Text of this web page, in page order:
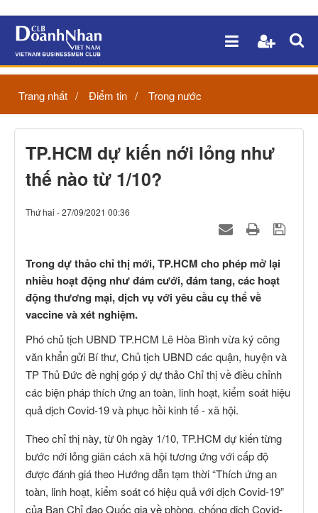
Trang nhất Điểm tin Trong nước
TP.HCM dự kiến nới lỏng như
thế nào từ 1/10?
Thứ hai - 27/09/2021 00:36
Trong dự thảo chỉ thị mới, TP.HCM cho phép mở lại
nhiều hoạt động như đám cưới, đám tang, các hoạt
động thương mại, dịch vụ với yêu cầu cụ thể về
vaccine và xét nghiệm.
Phó chủ tịch UBND TP.HCM Lê Hòa Bình vừa ký công
văn khẩn gửi Bí thư, Chủ tịch UBND các quận, huyện và
TP Thủ Đức đề nghị góp ý dự thảo Chỉ thị về điều chỉnh
các biện pháp thích ứng an toàn, linh hoạt, kiểm soát hiệu
quả dịch Covid-19 và phục hồi kinh tế - xã hội.
Theo chỉ thị này, từ 0h ngày 1/10, TP.HCM dự kiến từng
bước nới lỏng giãn cách xã hội tương ứng với cấp độ
được đánh giá theo Hướng dẫn tạm thời “Thích ứng an
toàn, linh hoạt, kiểm soát có hiệu quả với dịch Covid-19”
của Ban Chỉ đạo Quốc gia về phòng, chống dịch Covid-